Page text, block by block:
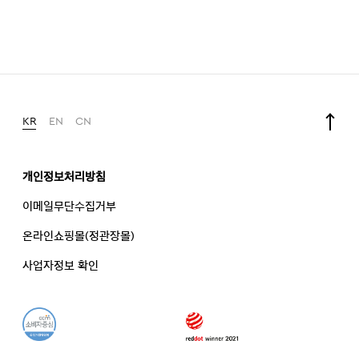
KR EN CN
개인정보처리방침
이메일무단수집거부
온라인쇼핑몰(정관장몰)
사업자정보 확인